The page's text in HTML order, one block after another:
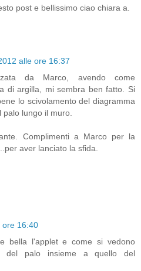
post e bellissimo ciao chiara a.
alle ore 16:37
da Marco, avendo come
di argilla, mi sembra ben fatto. Si
lo scivolamento del diagramma
lungo il muro.
Complimenti a Marco per la
aver lanciato la sfida.
ore 16:40
bella l'applet e come si vedono
del palo insieme a quello del